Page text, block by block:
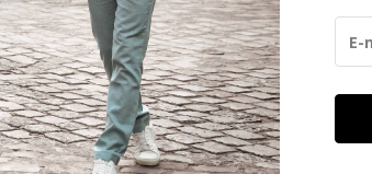
Voor 23:59 besteld, de volgende werkdag in huis!
-60%
SALE